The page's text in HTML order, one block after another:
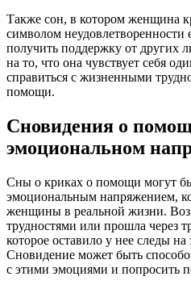
Также сон, в котором женщина
символом неудовлетворенности
получить поддержку от других
на то, что она чувствует себя
справиться с жизненными
помощи.
Сновидения о
эмоциональном
Сны о криках о помощи могут
эмоциональным напряжением,
женщины в реальной жизни.
трудностями или прошла через
которое оставило у нее следы
Сновидение может быть
с этими эмоциями и попросить